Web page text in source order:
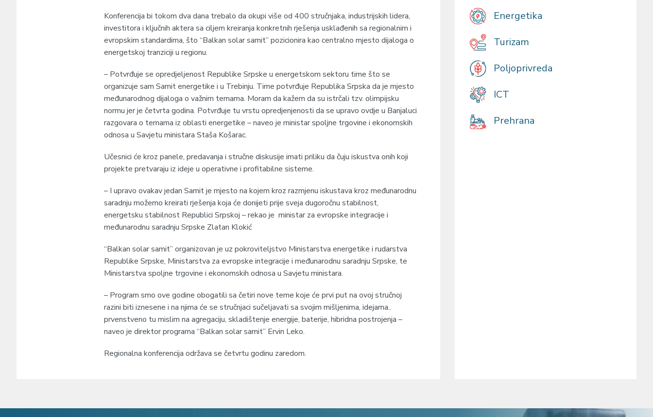
Konferencija bi tokom dva dana trebalo da okupi više od 400 stručnjaka, industrijskih lidera,
investitora i ključnih aktera sa ciljem kreiranja konkretnih rješenja usklađenih sa regionalnim i
evropskim standardima, što “Balkan solar samit” pozicionira kao centralno mjesto dijaloga o
energetskoj tranziciji u regionu.
– Potvrđuje se opredjeljenost Republike Srpske u energetskom sektoru time što se
organizuje sam Samit energetike i u Trebinju. Time potvrđuje Republika Srpska da je mjesto
međunarodnog dijaloga o važnim temama. Moram da kažem da su istrčali tzv. olimpijsku
normu jer je četvrta godina. Potvrđuje tu vrstu opredjenjenosti da se upravo ovdje u Banjaluci
razgovara o temama iz oblasti energetike – naveo je ministar spoljne trgovine i ekonomskih
odnosa u Savjetu ministara Staša Košarac.
Učesnici će kroz panele, predavanja i stručne diskusije imati priliku da čuju iskustva onih koji
projekte pretvaraju iz ideje u operativne i profitabilne sisteme.
– I upravo ovakav jedan Samit je mjesto na kojem kroz razmjenu iskustava kroz međunarodnu
saradnju možemo kreirati rješenja koja će donijeti prije sveja dugoročnu stabilnost,
energetsku stabilnost Republici Srpskoj – rekao je ministar za evropske integracije i
međunarodnu saradnju Srpske Zlatan Klokić
“Balkan solar samit” organizovan je uz pokroviteljstvo Ministarstva energetike i rudarstva
Republike Srpske, Ministarstva za evropske integracije i međunarodnu saradnju Srpske, te
Ministarstva spoljne trgovine i ekonomskih odnosa u Savjetu ministara.
– Program smo ove godine obogatili sa četiri nove teme koje će prvi put na ovoj stručnoj
razini biti iznesene i na njima će se stručnjaci sučeljavati sa svojim mišljenima, idejama..
prvenstveno tu mislim na agregaciju, skladištenje energije, baterije, hibridna postrojenja –
naveo je direktor programa “Balkan solar samit” Ervin Leko.
Regionalna konferencija održava se četvrtu godinu zaredom.
Energetika
Turizam
Poljoprivreda
ICT
Prehrana